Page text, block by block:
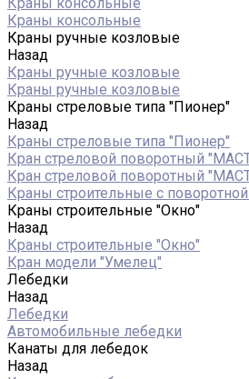
Краны консольные
Краны ручные козловые
Назад
Краны ручные козловые
Краны ручные козловые
Краны стреловые типа "Пионер"
Назад
Краны стреловые типа "Пионер"
Кран стреловой поворотный
Кран стреловой поворотный
Краны строительные с
Краны строительные "Окно"
Назад
Краны строительные "Окно"
Кран модели "Умелец"
Лебедки
Назад
Лебедки
Автомобильные лебедки
Канаты для лебедок
Назад